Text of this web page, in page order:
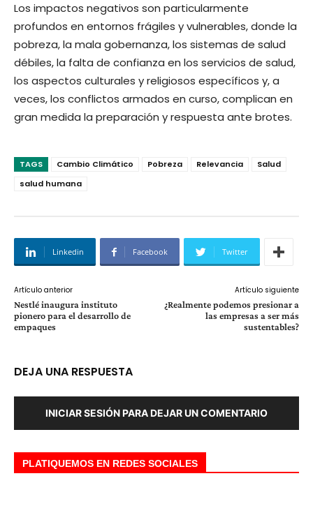
Los impactos negativos son particularmente
profundos en entornos frágiles y vulnerables, donde la
pobreza, la mala gobernanza, los sistemas de salud
débiles, la falta de confianza en los servicios de salud,
los aspectos culturales y religiosos específicos y, a
veces, los conflictos armados en curso, complican en
gran medida la preparación y respuesta ante brotes.
TAGS Cambio Climático Pobreza Relevancia
Salud
salud humana
Linkedin Facebook Twitter
Artículo anterior
Nestlé inaugura instituto
pionero para el desarrollo de
empaques
Artículo siguiente
¿Realmente podemos presionar a
las empresas a ser más
sustentables?
DEJA UNA RESPUESTA
INICIAR SESIÓN PARA DEJAR UN COMENTARIO
PLATIQUEMOS EN REDES SOCIALES